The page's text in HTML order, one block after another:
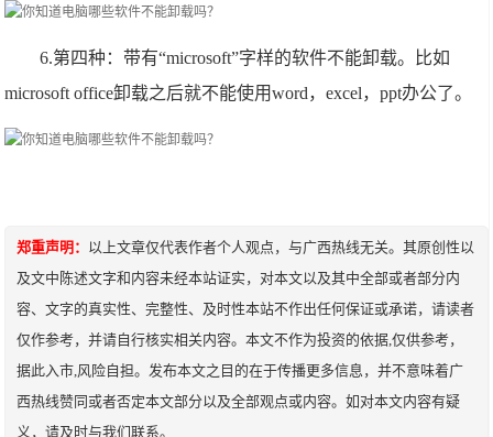
6.第四种：带有“microsoft”字样的软件不能卸载。比如
microsoft office卸载之后就不能使用word，excel，ppt办公了。
郑重声明： 以上文章仅代表作者个人观点，与广西热线无关。其原创性以
及文中陈述文字和内容未经本站证实，对本文以及其中全部或者部分内
容、文字的真实性、完整性、及时性本站不作出任何保证或承诺，请读者
仅作参考，并请自行核实相关内容。本文不作为投资的依据,仅供参考，
据此入市,风险自担。发布本文之目的在于传播更多信息，并不意味着广
西热线赞同或者否定本文部分以及全部观点或内容。如对本文内容有疑
义，请及时与我们联系。